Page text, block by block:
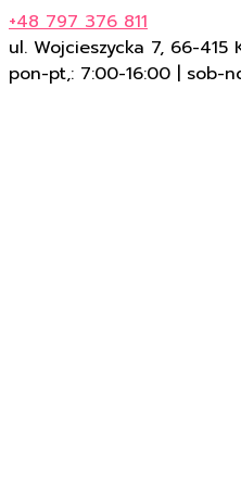
+48 797 376 811
ul. Wojcieszycka 7, 66-415
pon-pt,: 7:00-16:00 | sob-